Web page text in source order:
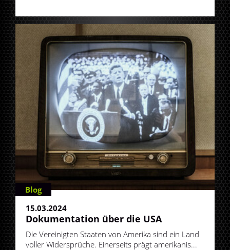
Blog
15.03.2024
Dokumentation über die USA
Die Vereinigten Staaten von Amerika sind ein Land
voller Widersprüche. Einerseits prägt amerikanis...